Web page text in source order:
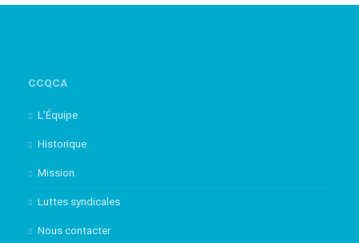
CCQCA
L’Équipe
Historique
Mission
Luttes syndicales
Nous contacter